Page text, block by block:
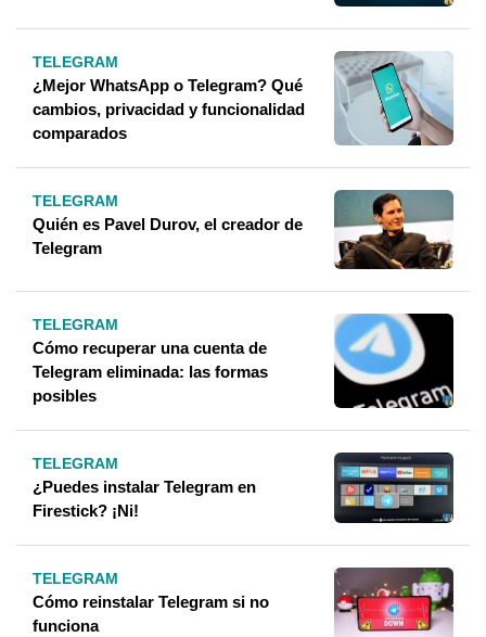
TELEGRAM
¿Mejor WhatsApp o Telegram? Qué
cambios, privacidad y funcionalidad
comparados
TELEGRAM
Quién es Pavel Durov, el creador de
Telegram
TELEGRAM
Cómo recuperar una cuenta de
Telegram eliminada: las formas
posibles
TELEGRAM
¿Puedes instalar Telegram en
Firestick? ¡Ni!
TELEGRAM
Cómo reinstalar Telegram si no
funciona